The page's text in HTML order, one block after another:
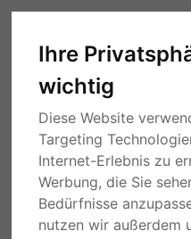
Ihre
wichtig
Diese Website
Targeting
Internet-Erlebnis zu
Werbung, die Sie
Bedürfnisse
nutzen wir außerdem